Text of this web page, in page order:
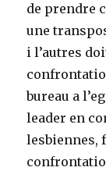
de prendre
une
i l’autres
bureau a
leader en
lesbiennes,